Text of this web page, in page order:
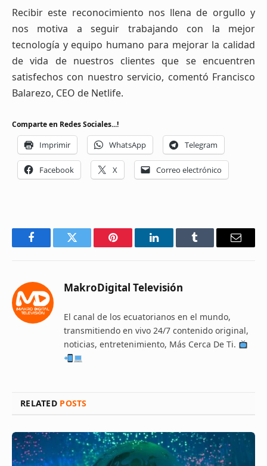
Recibir este reconocimiento nos llena de orgullo y
nos motiva a seguir trabajando con la mejor
tecnología y equipo humano para mejorar la calidad
de vida de nuestros clientes que se encuentren
satisfechos con nuestro servicio, comentó Francisco
Balarezo, CEO de Netlife.
Comparte en Redes Sociales...!
Imprimir WhatsApp Telegram
Facebook X Correo electrónico
FacebookTwitter Pinterest LinkedInTumblr Email
MakroDigital Televisión
El canal de los ecuatorianos en el mundo,
transmitiendo en vivo 24/7 contenido original,
noticias, entretenimiento, Más Cerca De Ti.
RELATED POSTS